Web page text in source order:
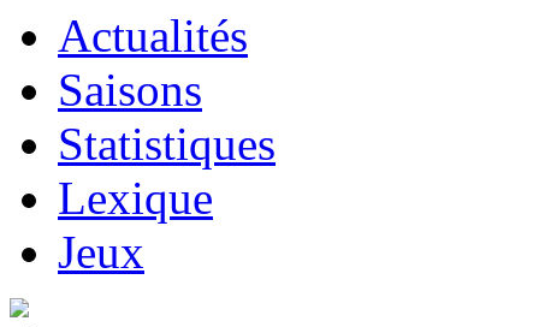
Actualités
Saisons
Statistiques
Lexique
Jeux